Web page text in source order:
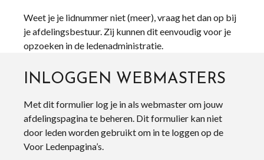
Weet je je lidnummer niet (meer), vraag het dan op bij
je afdelingsbestuur. Zij kunnen dit eenvoudig voor je
opzoeken in de ledenadministratie.
INLOGGEN WEBMASTERS
Met dit formulier log je in als webmaster om jouw
afdelingspagina te beheren. Dit formulier kan niet
door leden worden gebruikt om in te loggen op de
Voor Ledenpagina’s.